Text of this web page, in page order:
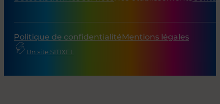
Politique de confidentialitéMentions légales
Un site SITIXEL